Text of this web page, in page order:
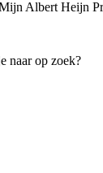
Albert Heijn